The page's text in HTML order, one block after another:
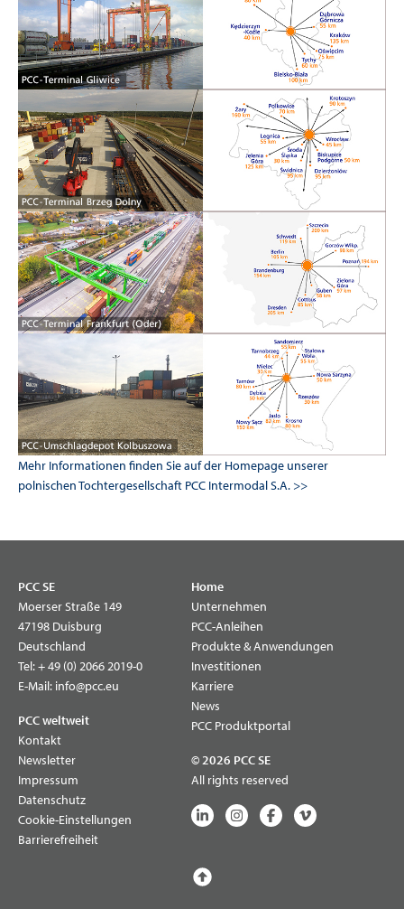
Mehr Informationen finden Sie auf der Homepage unserer
polnischen Tochtergesellschaft PCC Intermodal S.A. >>
PCC SE
Moerser Straße 149
47198 Duisburg
Deutschland
Tel:+ 49 (0) 2066 2019-0
E-Mail: info@pcc.eu
PCC weltweit
Kontakt
Newsletter
Impressum
Datenschutz
Cookie-Einstellungen
Barrierefreiheit
Home
Unternehmen
PCC-Anleihen
Produkte & Anwendungen
Investitionen
Karriere
News
PCC Produktportal
© 2026 PCC SE
All rights reserved